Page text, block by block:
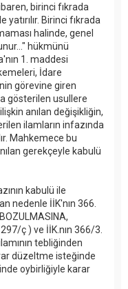
birinci fıkrada
Birinci fıkrada
halinde, genel
hükmünü
1. maddesi
İdare
görevine giren
gösterilen usullere
anılan değişikliğin,
ilamların infazında
Mahkemece bu
gerekçeyle kabulü
kabulü ile
nedenle İİK'nın 366.
ç ) ve İİK.nın 366/3.
tebliğinden
düzeltme isteğinde
oybirliğiyle karar